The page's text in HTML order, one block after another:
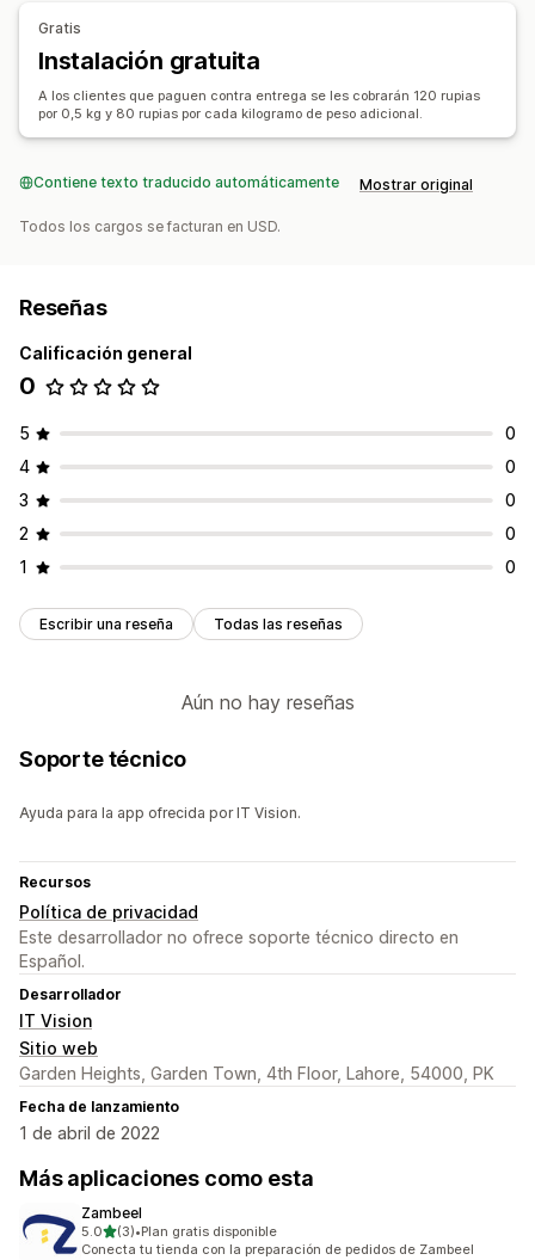
Gratis
Instalación gratuita
A los clientes que paguen contra entrega se les cobrarán 120 rupias
por 0,5 kg y 80 rupias por cada kilogramo de peso adicional.
Contiene texto traducido automáticamente Mostrar original
Todos los cargos se facturan en USD.
Reseñas
Calificación general
0
5
0
4
0
3
0
2
0
1
0
Escribir una reseña Todas las reseñas
Aún no hay reseñas
Soporte técnico
Ayuda para la app ofrecida por IT Vision.
Recursos
Política de privacidad
Este desarrollador no ofrece soporte técnico directo en
Español.
Desarrollador
IT Vision
Sitio web
Garden Heights, Garden Town, 4th Floor, Lahore, 54000, PK
Fecha de lanzamiento
1 de abril de 2022
Más aplicaciones como esta
Zambeel
5.0de 5 estrellas
(3)
3 reseñas en total
•Plan gratis disponible
Conecta tu tienda con la preparación de pedidos de Zambeel